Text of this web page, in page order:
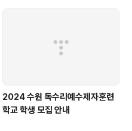
2024 수원 독수리예수제자훈련
학교 학생 모집 안내